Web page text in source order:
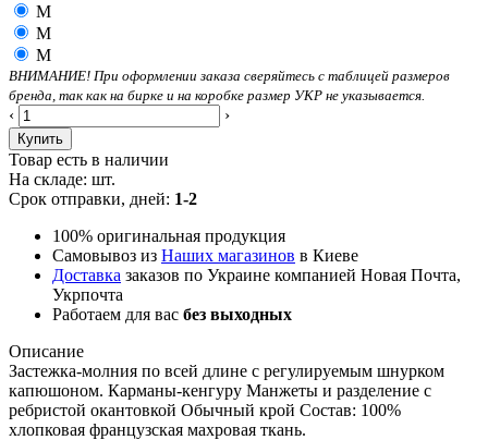
M
M
M
ВНИМАНИЕ! При оформлении заказа сверяйтесь с таблицей размеров
бренда, так как на бирке и на коробке размер УКР не указывается.
‹ ›
Купить
Товар есть в наличии
На складе: шт.
Срок отправки, дней: 1-2
100% оригинальная продукция
Самовывоз из Наших магазинов в Киеве
Доставка заказов по Украине компанией Новая Почта,
Укрпочта
Работаем для вас без выходных
Описание
Застежка-молния по всей длине с регулируемым шнурком
капюшоном. Карманы-кенгуру Манжеты и разделение с
ребристой окантовкой Обычный крой Состав: 100%
хлопковая французская махровая ткань.